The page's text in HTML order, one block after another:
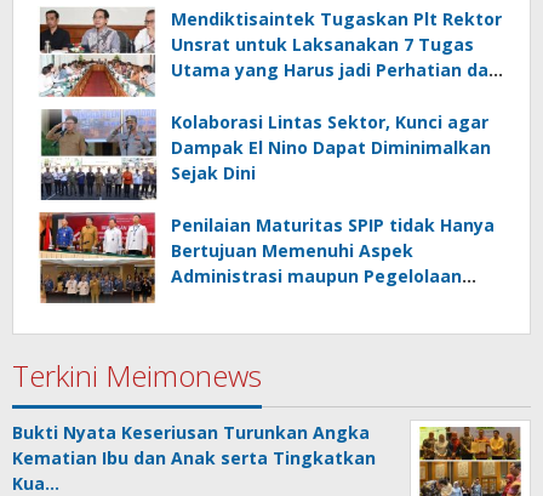
Nasional
Mendiktisaintek Tugaskan Plt Rektor
Unsrat untuk Laksanakan 7 Tugas
Utama yang Harus jadi Perhatian dan
Kolaborasi Lintas Sektor, Kunci agar
Dampak El Nino Dapat Diminimalkan
Sejak Dini
Penilaian Maturitas SPIP tidak Hanya
Bertujuan Memenuhi Aspek
Administrasi maupun Pegelolaan
Terkini Meimonews
Bukti Nyata Keseriusan Turunkan Angka
Kematian Ibu dan Anak serta Tingkatkan
Kua…